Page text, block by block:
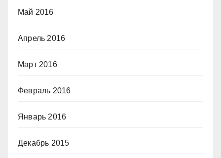
Май 2016
Апрель 2016
Март 2016
Февраль 2016
Январь 2016
Декабрь 2015